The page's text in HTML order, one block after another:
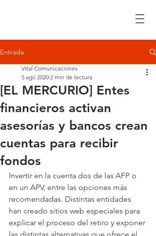
Entrada
[EL MERCURIO] Entes
financieros activan
asesorías y bancos crean
cuentas para recibir
fondos
Vital Comunicaciones
5 ago 2020 2 min de lectura
Invertir en la cuenta dos de las AFP o
en un APV, entre las opciones más
recomendadas. Distintas entidades
han creado sitios web especiales para
explicar el proceso del retiro y exponer